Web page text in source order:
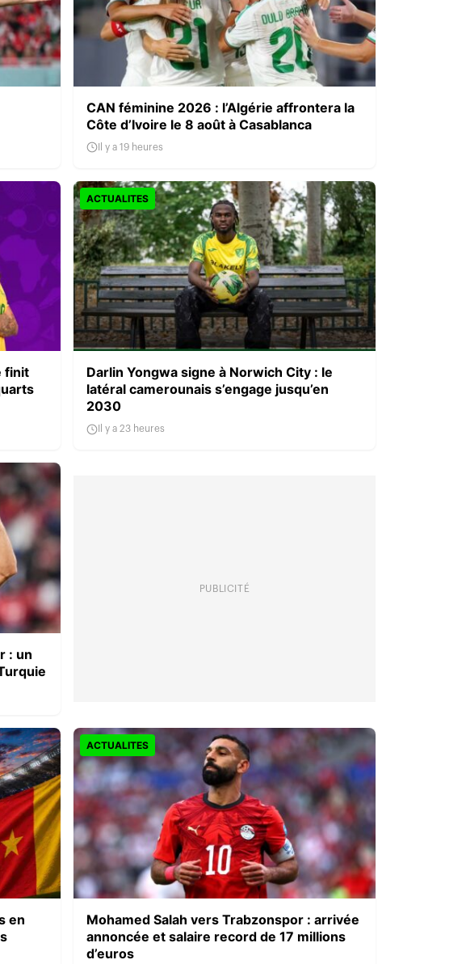
CAN féminine 2026 : l’Algérie affrontera la
Côte d’Ivoire le 8 août à Casablanca
Il y a 19 heures
finit
ACTUALITES
Darlin Yongwa signe à Norwich City : le
latéral camerounais s’engage jusqu’en
2030
Il y a 23 heures
: un
PUBLICITÉ
en
ACTUALITES
Mohamed Salah vers Trabzonspor : arrivée
annoncée et salaire record de 17 millions
d’euros